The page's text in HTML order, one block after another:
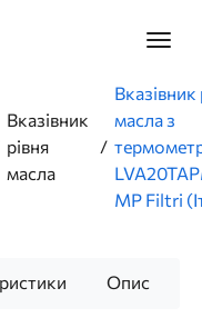
Вказівник
рівня
масла
Вказівник
масла з
MP Filtri
Опис